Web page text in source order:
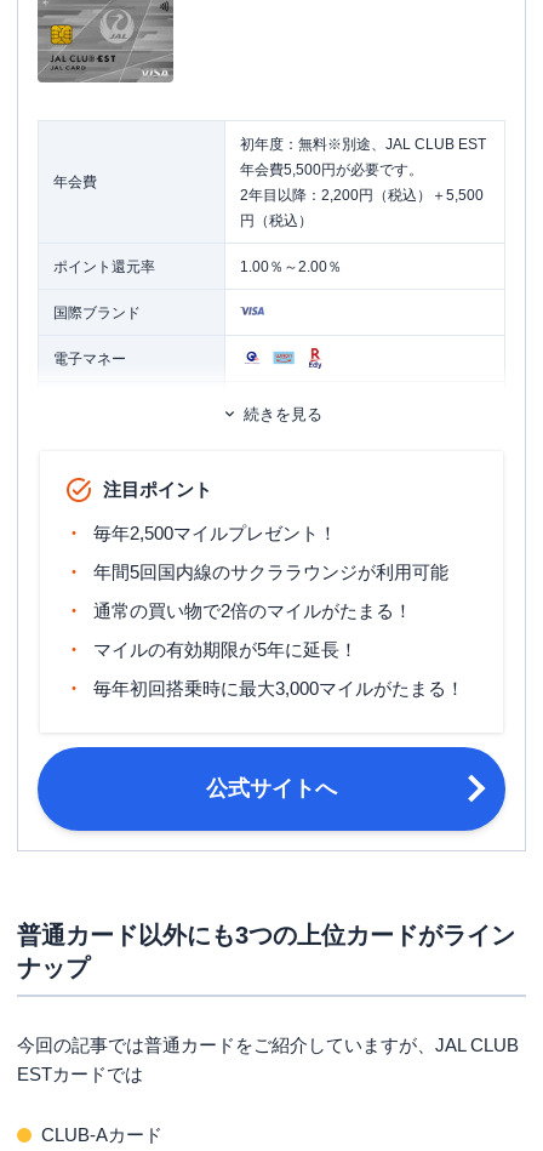
って世界を回り多くの人に会い、悔いのない人生
を送ってもらいたいのです。
このカードには旅行エリートになる要素が全て詰
年会費
初年度：無料※別途、JAL CLUB EST
年会費5,500円が必要です。
2年目以降：2,200円（税込）＋5,500
円（税込）
ポイント還元率 1.00％～2.00％
国際ブランド
電子マネー
通常2～3週間
ETCカード発行手数料
無料～1,100円（税込）
ポイント名 JALマイル
日
申し込み条件
20歳以上30歳未満で、日本に生活基
盤があり日本国内でのお支払いが可能
な方が対象
必要書類
スポート・在留カードまたは特別永住
者証明書・マイナンバー（個人番号）
ード・住民票の写し・各種健康保険証
続きを見る
注目ポイント
毎年2,500マイルプレゼント！
年間5回国内線のサクララウンジが利用可能
通常の買い物で2倍のマイルがたまる！
マイルの有効期限が5年に延長！
毎年初回搭乗時に最大3,000マイルがたまる！
公式サイトへ
普通カード以外にも3つの上位カードがライン
ナップ
今回の記事では普通カードをご紹介していますが、JAL CLUB
ESTカードでは
CLUB-Aカード